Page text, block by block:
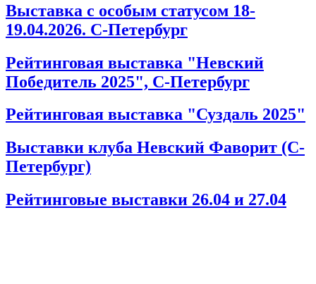
Выставка с особым статусом 18-
19.04.2026. С-Петербург
Рейтинговая выставка "Невский
Победитель 2025", С-Петербург
Рейтинговая выставка "Суздаль 2025"
Выставки клуба Невский Фаворит (С-
Петербург)
Рейтинговые выставки 26.04 и 27.04